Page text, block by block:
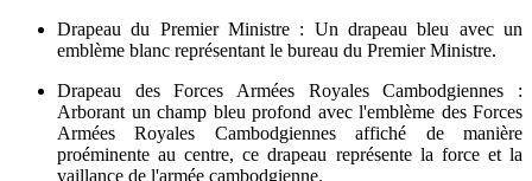
Drapeau du Premier Ministre : Un drapeau bleu avec un
emblème blanc représentant le bureau du Premier Ministre.
Drapeau des Forces Armées Royales Cambodgiennes :
Arborant un champ bleu profond avec l'emblème des Forces
Armées Royales Cambodgiennes affiché de manière
proéminente au centre, ce drapeau représente la force et la
vaillance de l'armée cambodgienne.